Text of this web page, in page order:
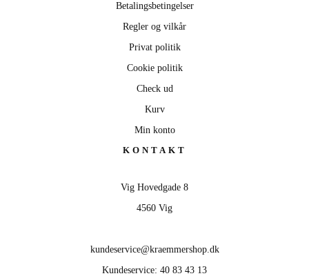
Betalingsbetingelser
Regler og vilkår
Privat politik
Cookie politik
Check ud
Kurv
Min konto
KONTAKT
Vig Hovedgade 8
4560 Vig
kundeservice@kraemmershop.dk
Kundeservice: 40 83 43 13